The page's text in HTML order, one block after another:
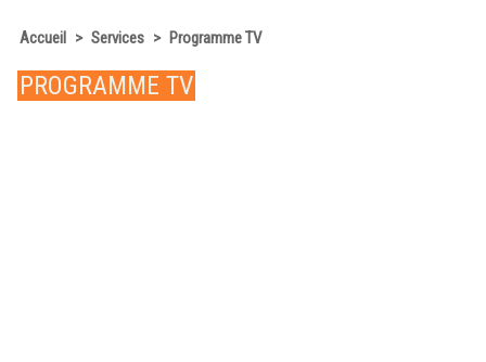
Accueil > Services > Programme TV
PROGRAMME TV